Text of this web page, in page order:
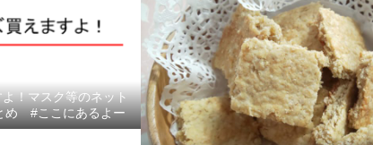
！マスク等のネット
め #ここにあるよー